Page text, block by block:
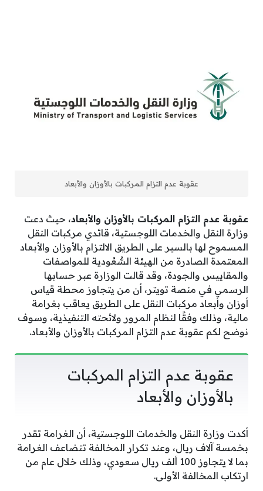
عقوبة عدم التزام المركبات بالأوزان والأبعاد
عقوبة عدم التزام المركبات بالأوزان والأبعاد، حيث دعت
وزارة النقل والخدمات اللوجستية، قائدي مركبات النقل
المسموح لها بالسير على الطريق الالتزام بالأوزان والأبعاد
المعتمدة الصادرة من الهيئة السُّعُودية للمواصفات
والمقاييس والجودة، وقد قالت الوزارة عبر حسابها
الرسمي في منصة تويتر، أن من يتجاوز محطة قياس
أوزان وأبعاد مركبات النقل على الطريق يعاقب بغرامة
مالية، وذلك وفقًا لنظام المرور ولائحته التنفيذية، وسوف
نوضح لكم عقوبة عدم التزام المركبات بالأوزان والأبعاد.
عقوبة عدم التزام المركبات
بالأوزان والأبعاد
أكدت وزارة النقل والخدمات اللوجستية، أن الغرامة تقدر
بخمسة آلاف ريال، وعند تكرار المخالفة تتضاعف الغرامة
بما لا يتجاوز 100 ألف ريال سعودي، وذلك خلال عام من
ارتكاب المخالفة الأولى.